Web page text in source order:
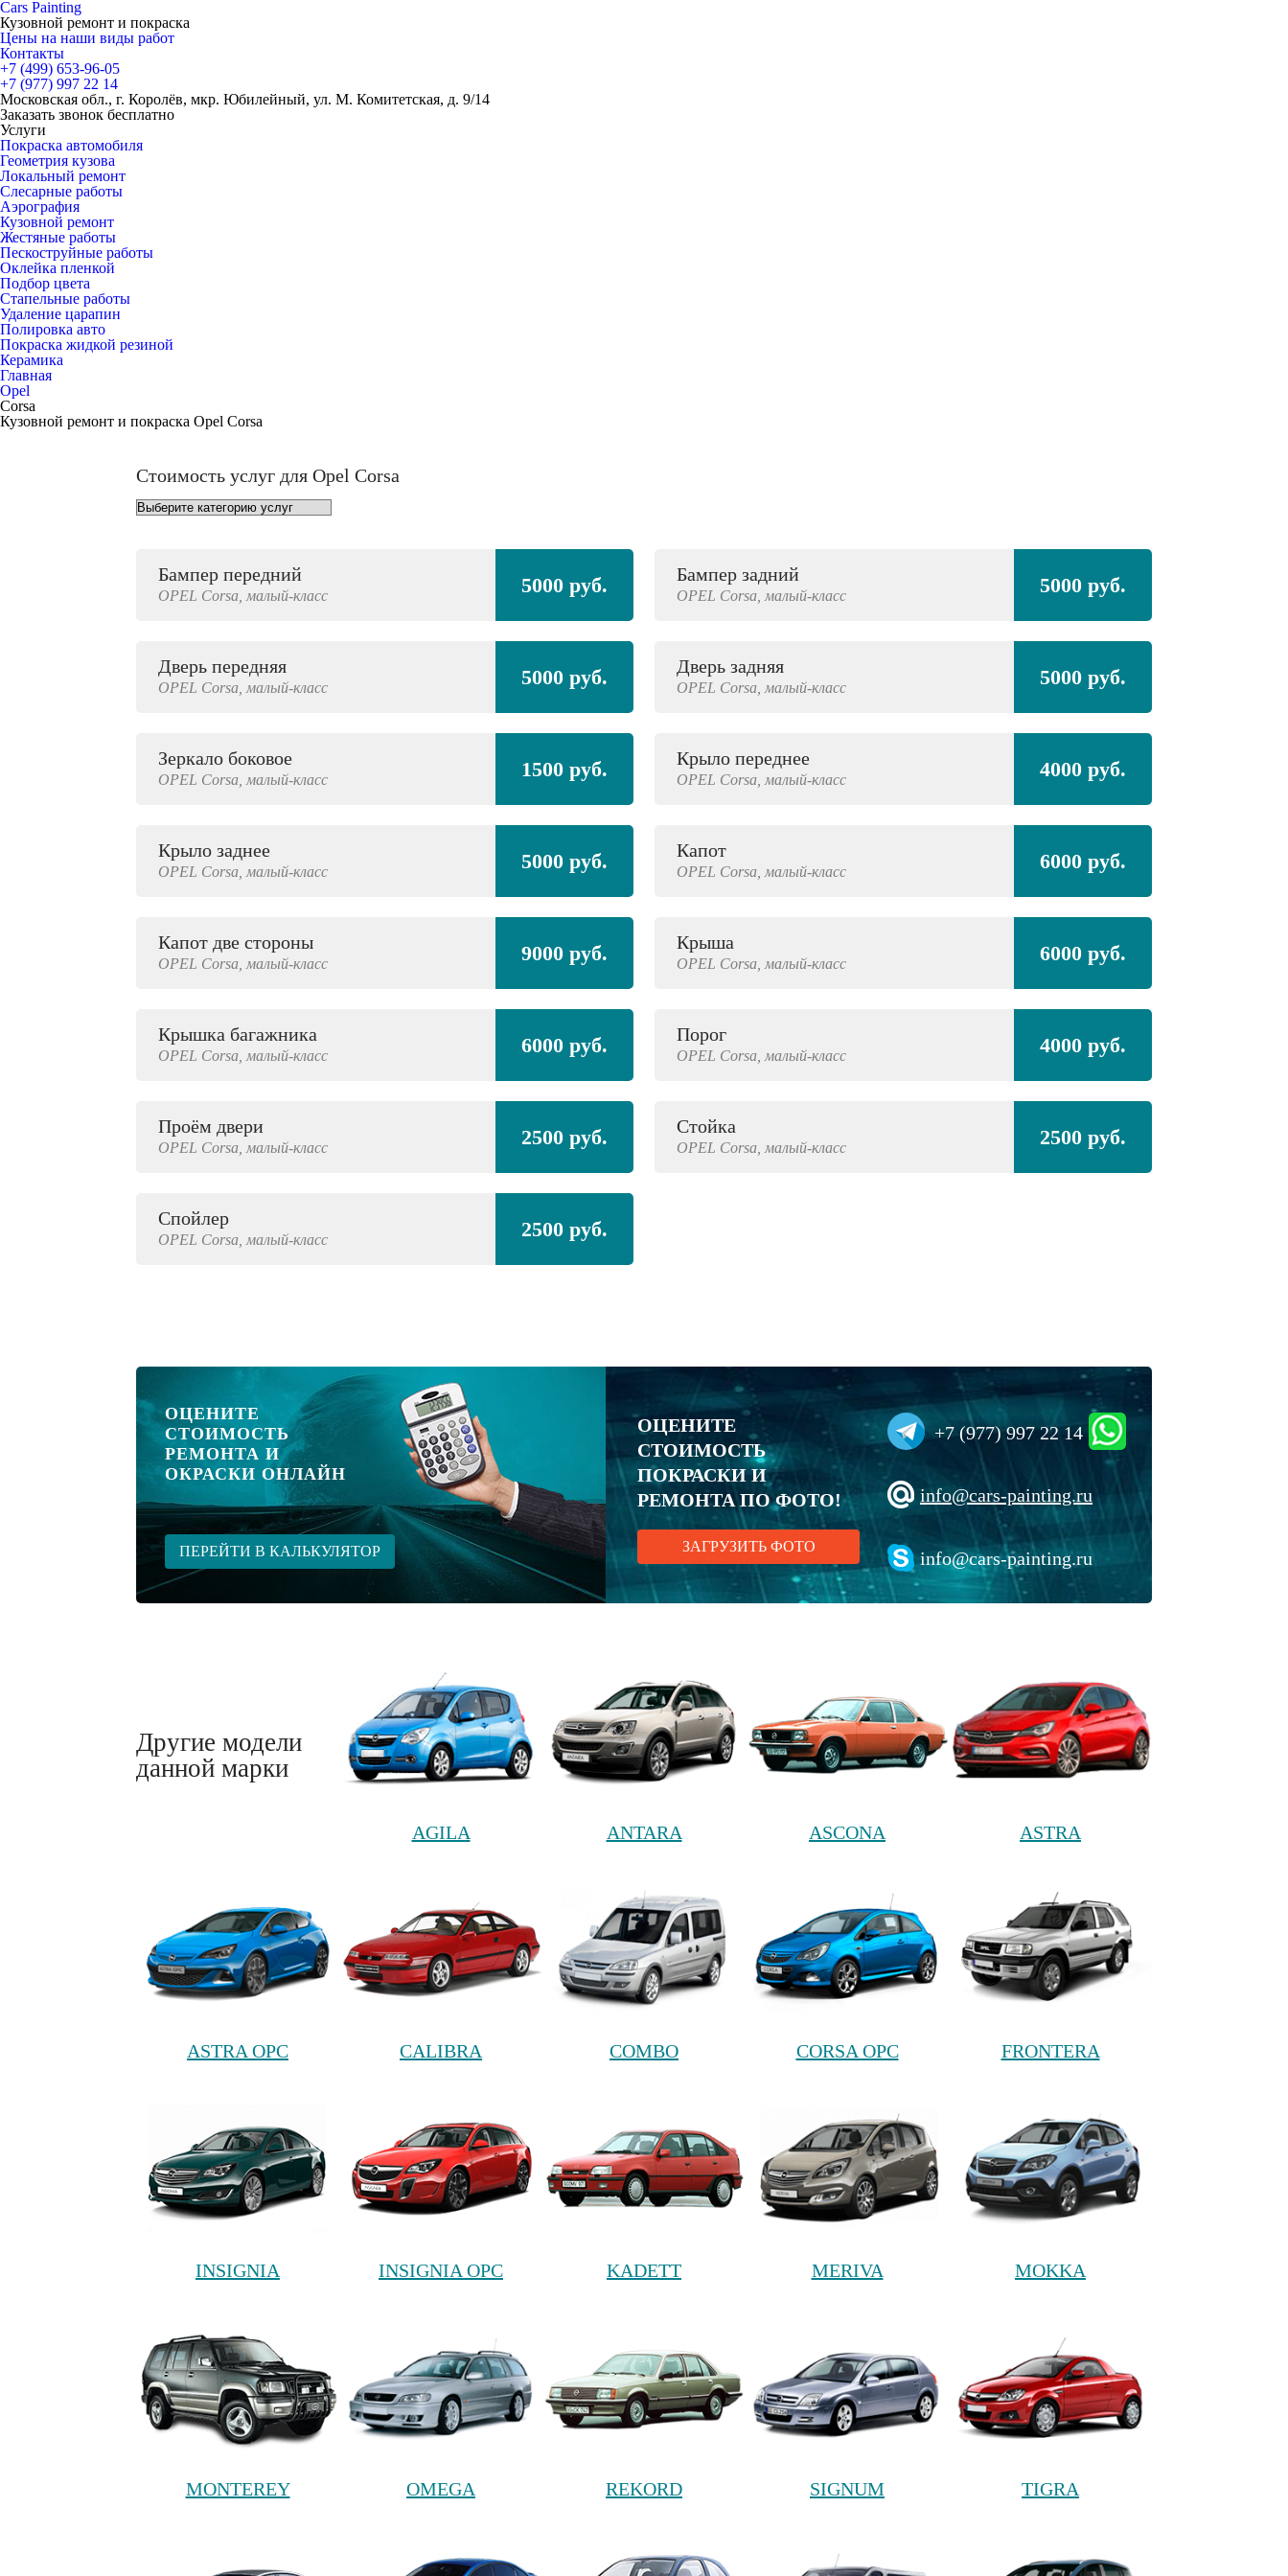
Cars Painting
Кузовной ремонт и покраска
Цены на наши виды работ
Контакты
+7 (499) 653-96-05
+7 (977) 997 22 14
Московская обл., г. Королёв, мкр. Юбилейный, ул. М. Комитетская, д. 9/14
Заказать звонок бесплатно
Услуги
Покраска автомобиля
Геометрия кузова
Локальный ремонт
Слесарные работы
Аэрография
Кузовной ремонт
Жестяные работы
Пескоструйные работы
Оклейка пленкой
Подбор цвета
Стапельные работы
Удаление царапин
Полировка авто
Покраска жидкой резиной
Керамика
Главная
Opel
Corsa
Кузовной ремонт и покраска Opel Corsa
Стоимость услуг для Opel Corsa
Бампер передний
OPEL Corsa, малый-класс 5000 руб. Бампер задний
OPEL Corsa, малый-класс 5000 руб.
Дверь передняя
OPEL Corsa, малый-класс 5000 руб. Дверь задняя
OPEL Corsa, малый-класс 5000 руб.
Зеркало боковое
OPEL Corsa, малый-класс 1500 руб. Крыло переднее
OPEL Corsa, малый-класс 4000 руб.
Крыло заднее
OPEL Corsa, малый-класс 5000 руб. Капот
OPEL Corsa, малый-класс 6000 руб.
Капот две стороны
OPEL Corsa, малый-класс 9000 руб. Крыша
OPEL Corsa, малый-класс 6000 руб.
Крышка багажника
OPEL Corsa, малый-класс 6000 руб. Порог
OPEL Corsa, малый-класс 4000 руб.
Проём двери
OPEL Corsa, малый-класс 2500 руб. Стойка
OPEL Corsa, малый-класс 2500 руб.
Спойлер
OPEL Corsa, малый-класс 2500 руб.
ОЦЕНИТЕ
СТОИМОСТЬ
РЕМОНТА И
ОКРАСКИ ОНЛАЙН
ПЕРЕЙТИ В КАЛЬКУЛЯТОР
ОЦЕНИТЕ
СТОИМОСТЬ
ПОКРАСКИ И
РЕМОНТА ПО ФОТО!
ЗАГРУЗИТЬ ФОТО
+7 (977) 997 22 14
info@cars-painting.ru
info@cars-painting.ru
Другие модели
данной марки
AGILA ANTARA ASCONA ASTRA
ASTRA OPC CALIBRA COMBO CORSA OPC FRONTERA
INSIGNIA INSIGNIA OPC KADETT MERIVA MOKKA
MONTEREY OMEGA REKORD SIGNUM TIGRA